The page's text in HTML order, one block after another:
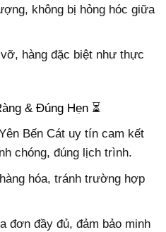
không bị hỏng hóc giữa
hàng đặc biệt như thực
& Đúng Hẹn ⏳
Bến Cát uy tín cam kết
chóng, đúng lịch trình.
hóa, tránh trường hợp
đơn đầy đủ, đảm bảo minh